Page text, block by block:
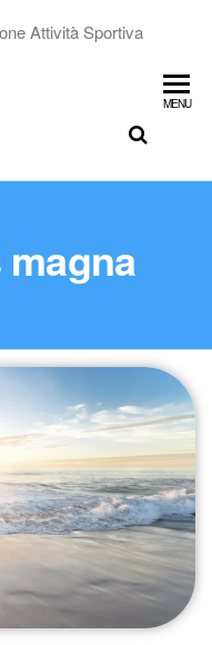
Attività Sportiva
MENU